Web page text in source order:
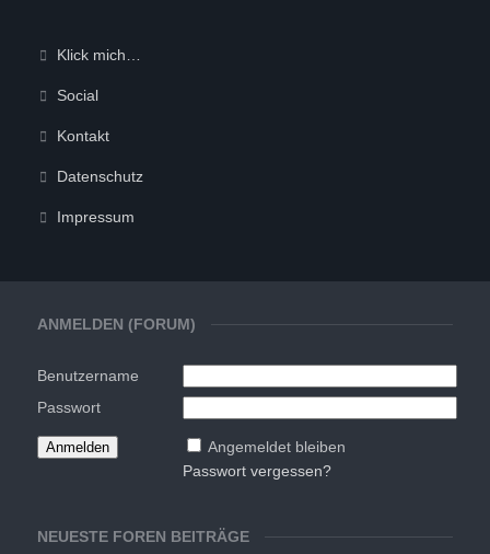
ANMELDEN (FORUM)
Benutzername
Passwort
Angemeldet bleiben
Passwort vergessen?
NEUESTE FOREN BEITRÄGE
Klick mich…
Social
Kontakt
Datenschutz
Impressum